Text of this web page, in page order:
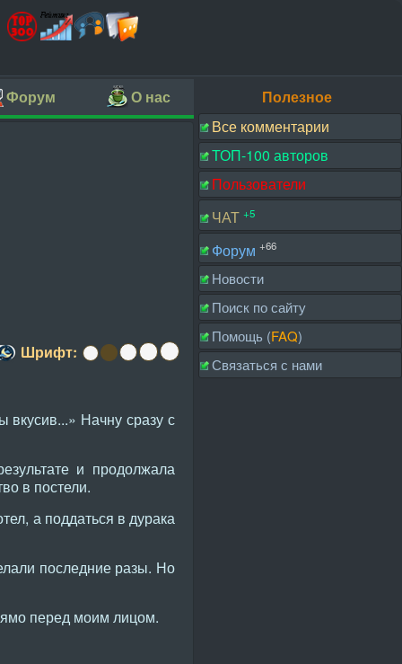
Форум О нас
Шрифт:
вкусив...» Начну сразу с
и продолжала
в постели.
а поддаться в дурака
последние разы. Но
перед моим лицом.
Полезное
Все комментарии
ТОП-100 авторов
Пользователи
ЧАТ +5
Форум +66
Новости
Поиск по сайту
Помощь (FAQ)
Связаться с нами